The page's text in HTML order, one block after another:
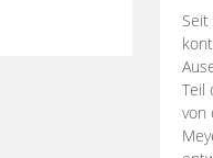
Teil
von